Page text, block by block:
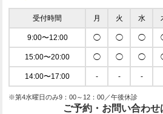
受付時間 月 火 水
9:00〜12:00 ◯ ◯ ◯
15:00〜20:00 ◯ ◯ ◯
14:00〜17:00 - - -
※第4水曜日のみ9：00～12：00／午後休診
ご予約・お問い合わせ